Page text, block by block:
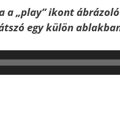
a „play” ikont
egy külön